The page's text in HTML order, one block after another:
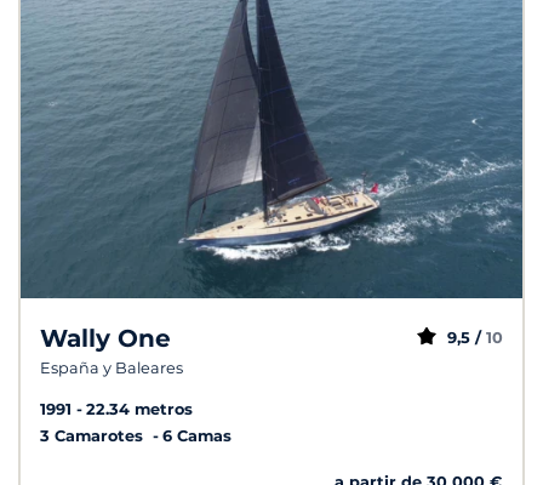
Wally One
España y Baleares
9,5 / 10
1991
22.34 metros
3 Camarotes
6 Camas